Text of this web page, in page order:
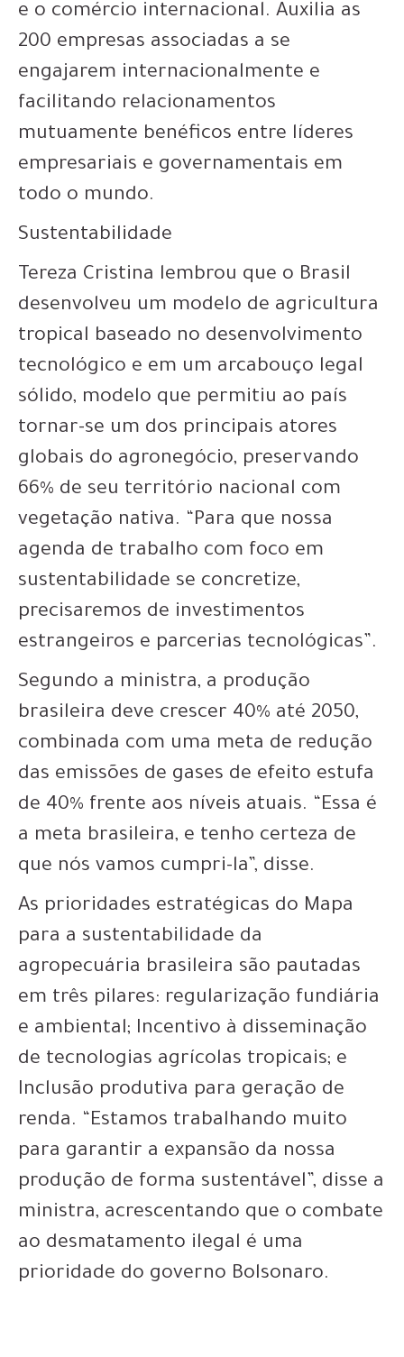
e o comércio internacional. Auxilia as
200 empresas associadas a se
engajarem internacionalmente e
facilitando relacionamentos
mutuamente benéficos entre líderes
empresariais e governamentais em
todo o mundo.
Sustentabilidade
Tereza Cristina lembrou que o Brasil
desenvolveu um modelo de agricultura
tropical baseado no desenvolvimento
tecnológico e em um arcabouço legal
sólido, modelo que permitiu ao país
tornar-se um dos principais atores
globais do agronegócio, preservando
66% de seu território nacional com
vegetação nativa. “Para que nossa
agenda de trabalho com foco em
sustentabilidade se concretize,
precisaremos de investimentos
estrangeiros e parcerias tecnológicas”.
Segundo a ministra, a produção
brasileira deve crescer 40% até 2050,
combinada com uma meta de redução
das emissões de gases de efeito estufa
de 40% frente aos níveis atuais. “Essa é
a meta brasileira, e tenho certeza de
que nós vamos cumpri-la”, disse.
As prioridades estratégicas do Mapa
para a sustentabilidade da
agropecuária brasileira são pautadas
em três pilares: regularização fundiária
e ambiental; Incentivo à disseminação
de tecnologias agrícolas tropicais; e
Inclusão produtiva para geração de
renda. “Estamos trabalhando muito
para garantir a expansão da nossa
produção de forma sustentável”, disse a
ministra, acrescentando que o combate
ao desmatamento ilegal é uma
prioridade do governo Bolsonaro.